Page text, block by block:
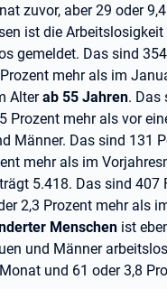
zuvor, aber 29 oder
ist die
gemeldet. Das sind
mehr als im
Alterab 55 Jahren. Das
Prozent mehr als vor
Männer. Das sind 131
mehr als im
5.418. Das sind 407
2,3 Prozent mehr als
Menschen ist
und Männer
und 61 oder 3,8